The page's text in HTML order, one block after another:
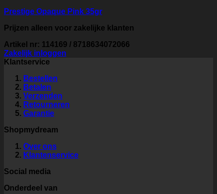
Prestige Opaque Pink 35gr
Prijzen alleen voor zakelijke klanten
Artikel nr: 114169 / 8718634072066
Zakelijk inloggen
Klantservice
Bestellen
Betalen
Verzenden
Retourneren
Garantie
Shopmydream
Over ons
Klantenservice
Social media
Onderdeel van